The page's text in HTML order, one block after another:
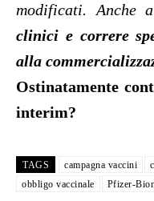
modificati. Anche
clinici e correre
alla
Ostinatamente
interim?
TAGS campagna vaccini
obbligo vaccinale
Pfizer-